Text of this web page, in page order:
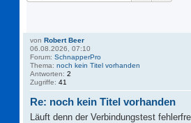
von Robert Beer
06.08.2026, 07:10
Forum: SchnapperPro
Thema: noch kein Titel vorhanden
Antworten: 2
Zugriffe: 41
Re: noch kein Titel vorhanden
Läuft denn der Verbindungstest